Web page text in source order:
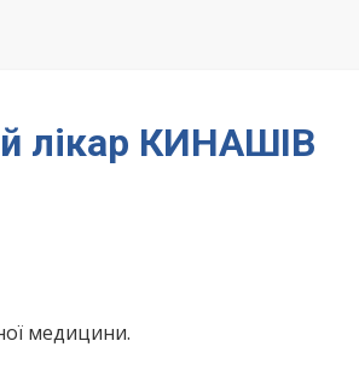
лікар КИНАШІВ
медицини.